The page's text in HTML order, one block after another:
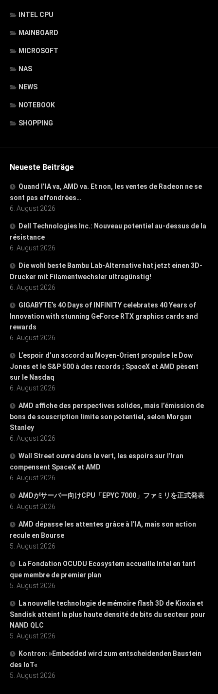
INTEL CPU
MAINBOARD
MICROSOFT
NAS
NEWS
NOTEBOOK
SHOPPING
Neueste Beiträge
Quand l’IA va, AMD va. Et non, les ventes de Radeon ne se
sont pas effondrées…
6. August 2026
Dell Technologies Inc.: Nouveau potentiel au-dessus de la
résistance
6. August 2026
Die wohl beste Bambu Lab-Alternative hat jetzt einen 3D-
Drucker mit Filamentwechsler ultragünstig!
6. August 2026
GIGABYTE’s 40 Days of INFINITY celebrates 40 Years of
Innovation with stunning GeForce RTX graphics cards and
rewards
6. August 2026
L’espoir d’un accord au Moyen-Orient propulse le Dow
Jones et le S&P 500 à des records ; SpaceX et AMD pèsent
sur le Nasdaq
6. August 2026
AMD affiche des perspectives solides, mais l’émission de
bons de souscription limite son potentiel, selon Morgan
Stanley
6. August 2026
Wall Street ouvre dans le vert, les espoirs sur l’Iran
compensent SpaceX et AMD
6. August 2026
AMDがサーバー向けCPU「EPYC 7000」ファミリを正式発表
6. August 2026
AMD dépasse les attentes grâce à l’IA, mais son action
recule en Bourse
5. August 2026
La Fondation OCUDU Ecosystem accueille Intel en tant
que membre de premier plan
5. August 2026
La nouvelle technologie de mémoire flash 3D de Kioxia et
Sandisk atteint la plus haute densité de bits du secteur pour
NAND QLC
5. August 2026
Kontron: »Embedded wird zum entscheidenden Baustein
des IoT«
5. August 2026